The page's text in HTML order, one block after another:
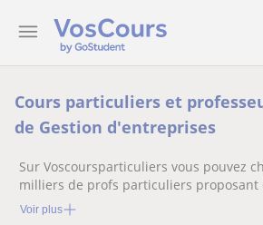
Cours particuliers et
de Gestion d'entreprises
Sur Voscoursparticuliers vous pouvez
milliers de profs particuliers proposant
particuliers
Voir plus